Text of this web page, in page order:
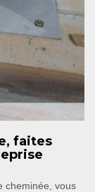
faites
cheminée, vous